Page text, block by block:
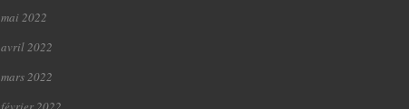
mai 2022
avril 2022
mars 2022